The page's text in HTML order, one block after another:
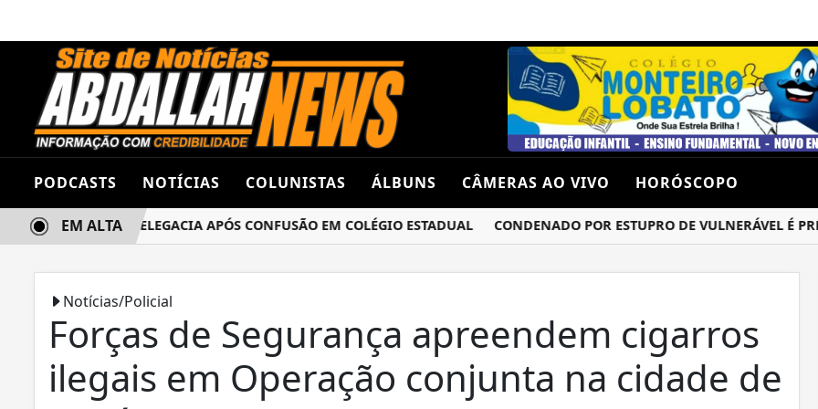
PODCASTS NOTÍCIAS COLUNISTAS ÁLBUNS CÂMERAS AO VIVO HORÓSCOPO
TERMINA NA DELEGACIA APÓS CONFUSÃO EM COLÉGIO ESTADUAL CONDENADO POR ESTUPRO DE VULNERÁVEL É
EM ALTA
Notícias/Policial
Forças de Segurança apreendem cigarros
ilegais em Operação conjunta na cidade de